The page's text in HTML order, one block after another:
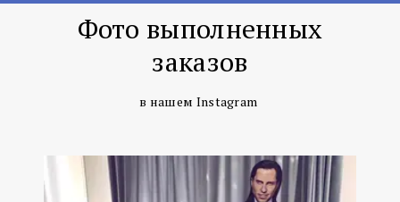
Фото выполненных
заказов
в нашем Instagram